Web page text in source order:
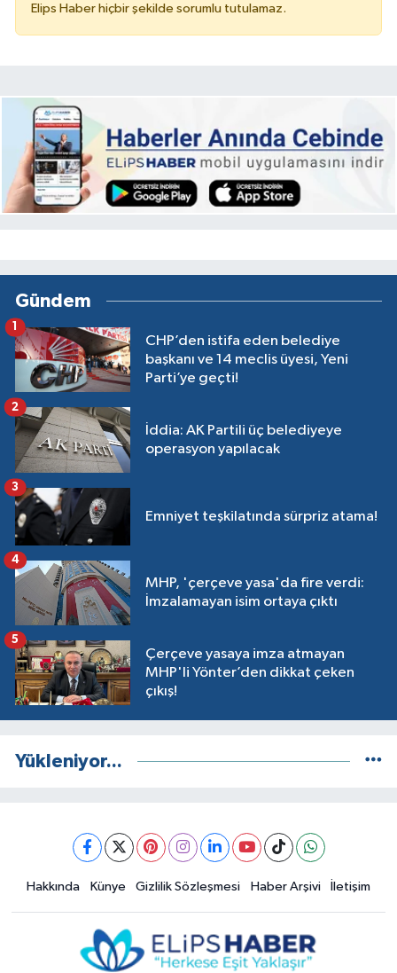
Elips Haber hiçbir şekilde sorumlu tutulamaz.
Gündem
CHP’den istifa eden belediye
başkanı ve 14 meclis üyesi, Yeni
Parti’ye geçti!
İddia: AK Partili üç belediyeye
operasyon yapılacak
2
Emniyet teşkilatında sürpriz atama!
3
MHP, 'çerçeve yasa'da fire verdi:
İmzalamayan isim ortaya çıktı
4
Çerçeve yasaya imza atmayan
MHP'li Yönter’den dikkat çeken
çıkış!
5
Yükleniyor...
Hakkında Künye Gizlilik Sözleşmesi Haber Arşivi İletişim